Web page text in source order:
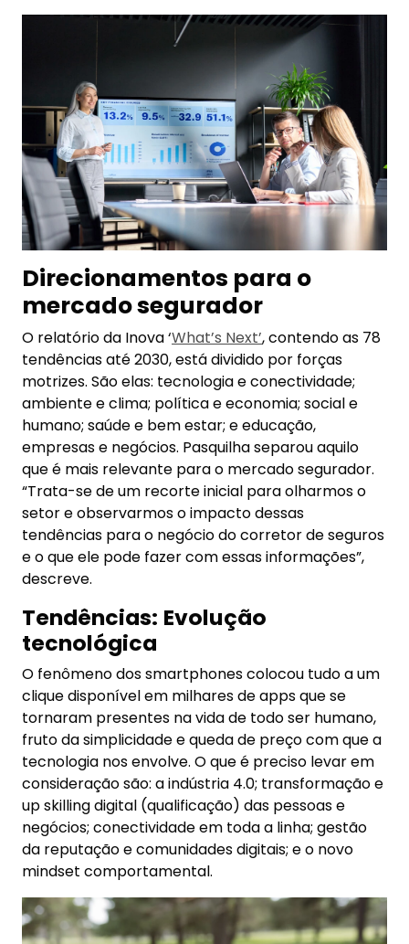
Direcionamentos para o
mercado segurador
O relatório da Inova ‘What’s Next’, contendo as 78
tendências até 2030, está dividido por forças
motrizes. São elas: tecnologia e conectividade;
ambiente e clima; política e economia; social e
humano; saúde e bem estar; e educação,
empresas e negócios. Pasquilha separou aquilo
que é mais relevante para o mercado segurador.
“Trata-se de um recorte inicial para olharmos o
setor e observarmos o impacto dessas
tendências para o negócio do corretor de seguros
e o que ele pode fazer com essas informações”,
descreve.
Tendências: Evolução
tecnológica
O fenômeno dos smartphones colocou tudo a um
clique disponível em milhares de apps que se
tornaram presentes na vida de todo ser humano,
fruto da simplicidade e queda de preço com que a
tecnologia nos envolve. O que é preciso levar em
consideração são: a indústria 4.0; transformação e
up skilling digital (qualificação) das pessoas e
negócios; conectividade em toda a linha; gestão
da reputação e comunidades digitais; e o novo
mindset comportamental.